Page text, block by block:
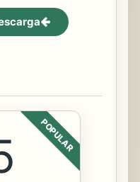
POPULAR